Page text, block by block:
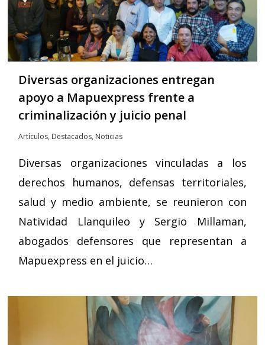
Diversas organizaciones entregan
apoyo a Mapuexpress frente a
criminalización y juicio penal
Artículos, Destacados, Noticias
Diversas organizaciones vinculadas a los
derechos humanos, defensas territoriales,
salud y medio ambiente, se reunieron con
Natividad Llanquileo y Sergio Millaman,
abogados defensores que representan a
Mapuexpress en el juicio…